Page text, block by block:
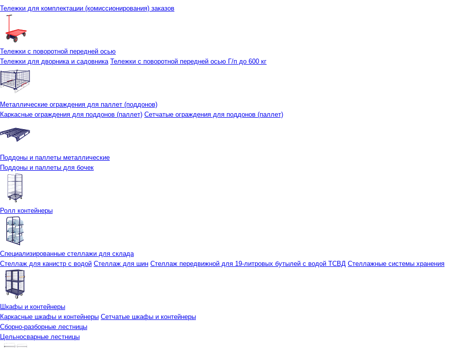
Тележки для комплектации (комиссионирования) заказов
Тележки с поворотной передней осью
Тележки для дворника и садовника Тележки с поворотной передней осью Г/п до 600 кг
Металлические ограждения для паллет (поддонов)
Каркасные ограждения для поддонов (паллет) Сетчатые ограждения для поддонов (паллет)
Поддоны и паллеты металлические
Поддоны и паллеты для бочек
Ролл контейнеры
Специализированные стеллажи для склада
Стеллаж для канистр с водой Стеллаж для шин Стеллаж передвижной для 19-литровых бутылей с водой ТСВД Стеллажные системы хранения
Шкафы и контейнеры
Каркасные шкафы и контейнеры Сетчатые шкафы и контейнеры
Сборно-разборные лестницы
Цельносварные лестницы